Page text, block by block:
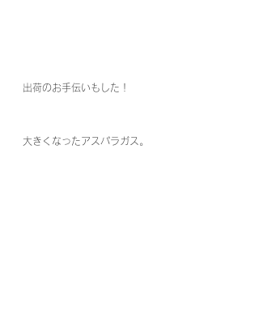
出荷のお手伝いもした！
大きくなったアスパラガス。